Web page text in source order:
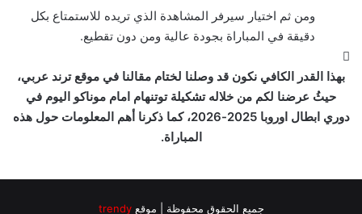
ومن ثم اختيار سيرفر المشاهدة الذي تريده للاستمتاع بكل
دقيقة في المباراة بجودة عالية ومن دون تقطيع.
بهذا القدر الكافي نكون قد وصلنا لختام مقالنا في موقع ترند عربي،
حيثُ عرضنا لكم من خلاله تشكيلة توتنهام امام موناكو اليوم في
دوري ابطال اوروبا 2025-2026، كما ذكرنا أهم المعلومات حول هذه
المباراة.
جميع الحقوق محفوظة | موقع trendy